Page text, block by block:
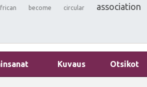
become circular association
Kuvaus Otsikot